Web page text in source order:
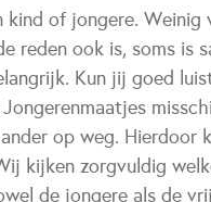
of jongere. Weinig
reden ook is, soms is
Kun jij goed
op weg.
kijken zorgvuldig
de jongere als de